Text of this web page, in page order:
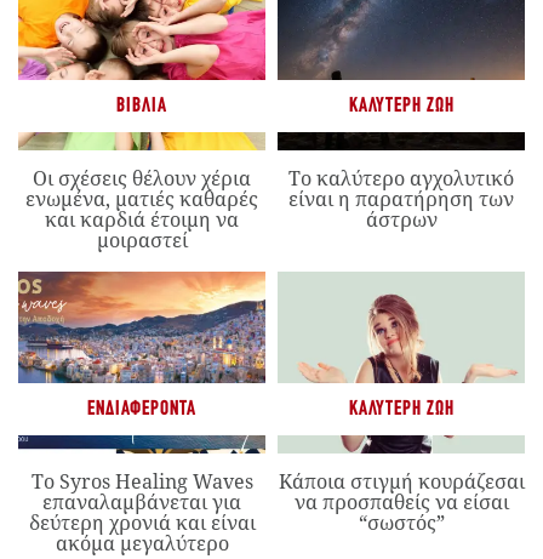
ΒΙΒΛΊΑ
Οι σχέσεις θέλουν χέρια
ενωμένα, ματιές καθαρές
και καρδιά έτοιμη να
μοιραστεί
ΚΑΛΎΤΕΡΗ ΖΩΉ
Το καλύτερο αγχολυτικό
είναι η παρατήρηση των
άστρων
ΕΝΔΙΑΦΈΡΟΝΤΑ
Το Syros Healing Waves
επαναλαμβάνεται για
δεύτερη χρονιά και είναι
ακόμα μεγαλύτερο
ΚΑΛΎΤΕΡΗ ΖΩΉ
Κάποια στιγμή κουράζεσαι
να προσπαθείς να είσαι
“σωστός”